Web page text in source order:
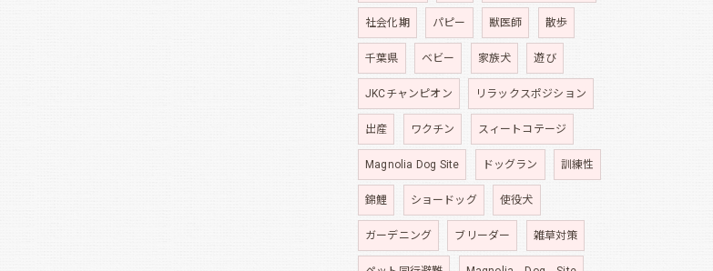
社会化期 パピー 獣医師 散歩
千葉県 ベビー 家族犬 遊び
JKCチャンピオン リラックスポジション
出産 ワクチン スィートコテージ
Magnolia Dog Site ドッグラン 訓練性
錦鯉 ショードッグ 使役犬
ガーデニング ブリーダー 雑草対策